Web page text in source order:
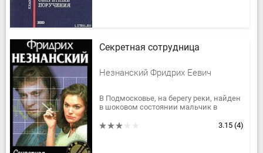
Секретная сотрудница
Незнанский Фридрих Еевич
В Подмосковье, на берегу реки, найден
в шоковом состоянии мальчик в
Генпрокуратуру России пришло письмо
3.15 (4)